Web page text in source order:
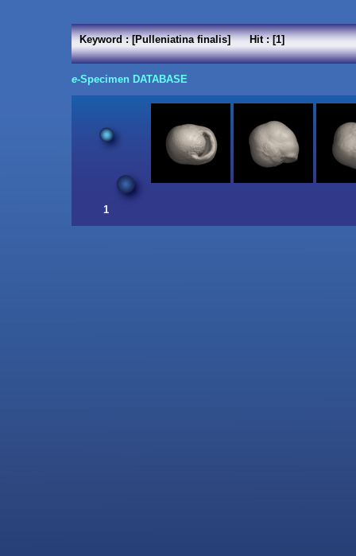
Keyword : [Pulleniatina finalis] Hit : [1]
e-Specimen DATABASE
1